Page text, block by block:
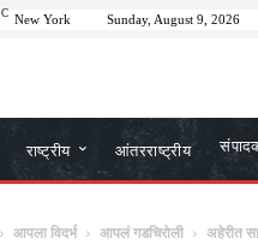
C New York Sunday, August 9, 2026
राष्ट्रीय आंतरराष्ट्रीय
आपला विदर्भ आपलं गडचिरोली अहेरीत